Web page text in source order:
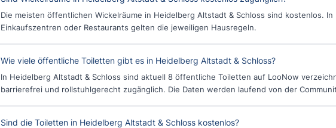
Die meisten öffentlichen Wickelräume in Heidelberg Altstadt & Schloss sind kostenlos. In
Einkaufszentren oder Restaurants gelten die jeweiligen Hausregeln.
Wie viele öffentliche Toiletten gibt es in Heidelberg Altstadt & Schloss?
In Heidelberg Altstadt & Schloss sind aktuell 8 öffentliche Toiletten auf LooNow
barrierefrei und rollstuhlgerecht zugänglich. Die Daten werden laufend von der
Sind die Toiletten in Heidelberg Altstadt & Schloss kostenlos?